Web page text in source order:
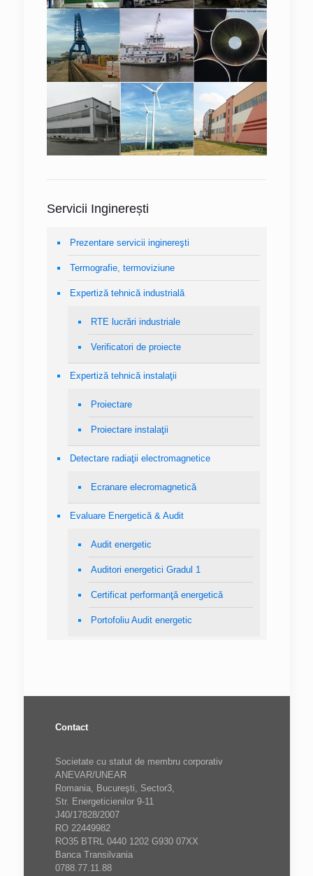
Servicii Inginerești
Prezentare servicii inginereşti
Termografie, termoviziune
Expertiză tehnică industrială
RTE lucrări industriale
Verificatori de proiecte
Expertiză tehnică instalaţii
Proiectare
Proiectare instalaţii
Detectare radiaţii electromagnetice
Ecranare elecromagnetică
Evaluare Energetică & Audit
Audit energetic
Auditori energetici Gradul 1
Certificat performanţă energetică
Portofoliu Audit energetic
Contact
Societate cu statut de membru corporativ
ANEVAR/UNEAR
Romania, Bucureşti, Sector3,
Str. Energeticienilor 9-11
J40/17828/2007
RO 22449982
RO35 BTRL 0440 1202 G930 07XX
Banca Transilvania
0788.77.11.88